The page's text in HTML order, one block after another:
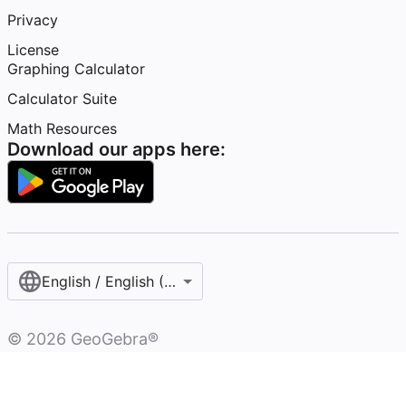
Privacy
License
Graphing Calculator
Calculator Suite
Math Resources
Download our apps here:
English / English (United States)
© 2026 GeoGebra®